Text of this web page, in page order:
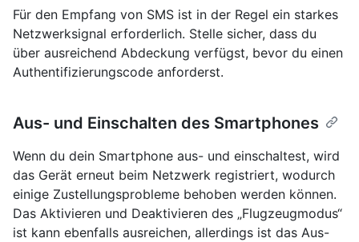
Für den Empfang von SMS ist in der Regel ein starkes
Netzwerksignal erforderlich. Stelle sicher, dass du
über ausreichend Abdeckung verfügst, bevor du einen
Authentifizierungscode anforderst.
Aus- und Einschalten des Smartphones
Wenn du dein Smartphone aus- und einschaltest, wird
das Gerät erneut beim Netzwerk registriert, wodurch
einige Zustellungsprobleme behoben werden können.
Das Aktivieren und Deaktivieren des „Flugzeugmodus“
ist kann ebenfalls ausreichen, allerdings ist das Aus-